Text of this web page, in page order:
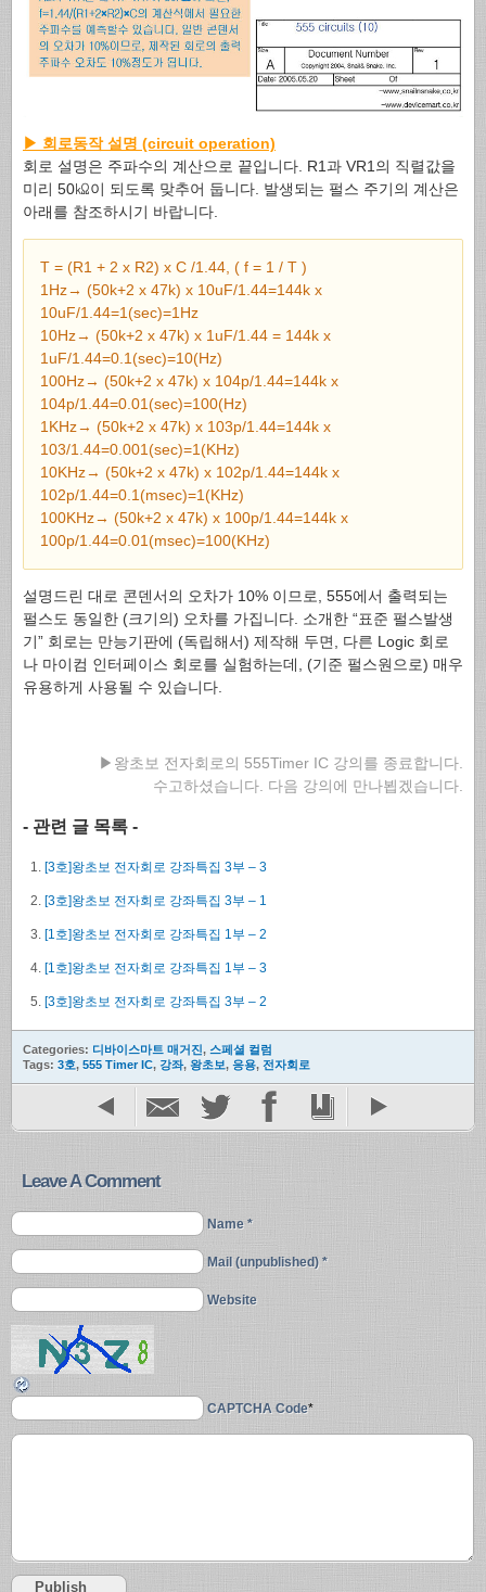
▶ 회로동작 설명 (circuit operation)
회로 설명은 주파수의 계산으로 끝입니다. R1과 VR1의 직렬값을
미리 50㏀이 되도록 맞추어 둡니다. 발생되는 펄스 주기의 계산은
아래를 참조하시기 바랍니다.
T = (R1 + 2 x R2) x C /1.44, ( f = 1 / T )
1Hz→ (50k+2 x 47k) x 10uF/1.44=144k x
10uF/1.44=1(sec)=1Hz
10Hz→ (50k+2 x 47k) x 1uF/1.44 = 144k x
1uF/1.44=0.1(sec)=10(Hz)
100Hz→ (50k+2 x 47k) x 104p/1.44=144k x
104p/1.44=0.01(sec)=100(Hz)
1KHz→ (50k+2 x 47k) x 103p/1.44=144k x
103/1.44=0.001(sec)=1(KHz)
10KHz→ (50k+2 x 47k) x 102p/1.44=144k x
102p/1.44=0.1(msec)=1(KHz)
100KHz→ (50k+2 x 47k) x 100p/1.44=144k x
100p/1.44=0.01(msec)=100(KHz)
설명드린 대로 콘덴서의 오차가 10% 이므로, 555에서 출력되는
펄스도 동일한 (크기의) 오차를 가집니다. 소개한 “표준 펄스발생
기” 회로는 만능기판에 (독립해서) 제작해 두면, 다른 Logic 회로
나 마이컴 인터페이스 회로를 실험하는데, (기준 펄스원으로) 매우
유용하게 사용될 수 있습니다.
▶왕초보 전자회로의 555Timer IC 강의를 종료합니다.
수고하셨습니다. 다음 강의에 만나뵙겠습니다.
- 관련 글 목록 -
[3호]왕초보 전자회로 강좌특집 3부 – 3
[3호]왕초보 전자회로 강좌특집 3부 – 1
[1호]왕초보 전자회로 강좌특집 1부 – 2
[1호]왕초보 전자회로 강좌특집 1부 – 3
[3호]왕초보 전자회로 강좌특집 3부 – 2
Categories: 디바이스마트 매거진, 스페셜 컬럼
Tags: 3호, 555 Timer IC, 강좌, 왕초보, 응용, 전자회로
Leave A Comment
Name *
Mail (unpublished) *
Website
CAPTCHA Code*